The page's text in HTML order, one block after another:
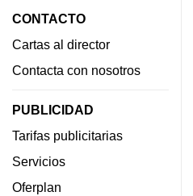
CONTACTO
Cartas al director
Contacta con nosotros
PUBLICIDAD
Tarifas publicitarias
Servicios
Oferplan